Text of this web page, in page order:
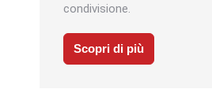
condivisione.
Scopri di più